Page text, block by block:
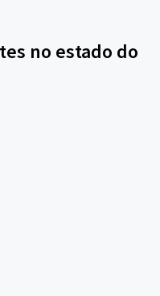
no estado do